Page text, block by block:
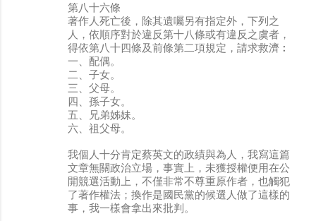
第八十六條
著作人死亡後，除其遺囑另有指定外，下列之
人，依順序對於違反第十八條或有違反之虞者，
得依第八十四條及前條第二項規定，請求救濟︰
一、配偶。
二、子女。
三、父母。
四、孫子女。
五、兄弟姊妹。
六、祖父母。
我個人十分肯定蔡英文的政績與為人，我寫這篇
文章無關政治立場，事實上，未獲授權便用在公
開競選活動上，不僅非常不尊重原作者，也觸犯
了著作權法；換作是國民黨的候選人做了這樣的
事，我一樣會拿出來批判。